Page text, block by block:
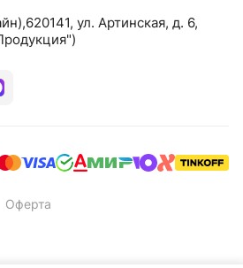
ул. Артинская, д. 6,
Оферта